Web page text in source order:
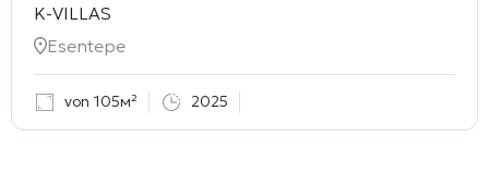
K-VILLAS
Esentepe
von 105м² 2025